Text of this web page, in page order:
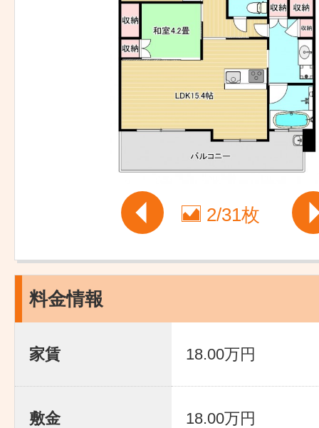
2/31枚
料金情報
家賃 18.00万円
敷金 18.00万円